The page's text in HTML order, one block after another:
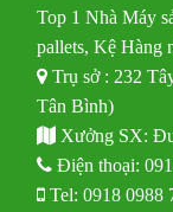
Top 1 Nhà Máy
pallets, Kệ Hàng
Trụ sở : 232
Tân Bình)
Xưởng SX:
Điện thoại:
Tel:0918 0988